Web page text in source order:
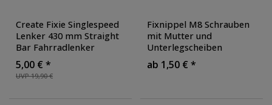
Create Fixie Singlespeed
Lenker 430 mm Straight
Bar Fahrradlenker
Fahrradbügel
Lenkerstange
Lenkerbügel Flat Bar
UVP 19,90 €
5,00 € *
Fixnippel M8 Schrauben
mit Mutter und
Unterlegscheiben
Lenkerklemmbolzen
Sattelklemmbolzen für
ab 1,50 € *